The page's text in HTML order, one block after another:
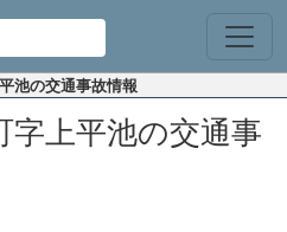
池の交通事故情報
字上平池の交通事